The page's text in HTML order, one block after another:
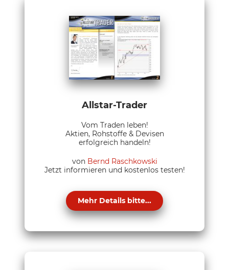
Allstar-Trader
Vom Traden leben!
Aktien, Rohstoffe & Devisen
erfolgreich handeln!
von Bernd Raschkowski
Jetzt informieren und kostenlos testen!
Mehr Details bitte...